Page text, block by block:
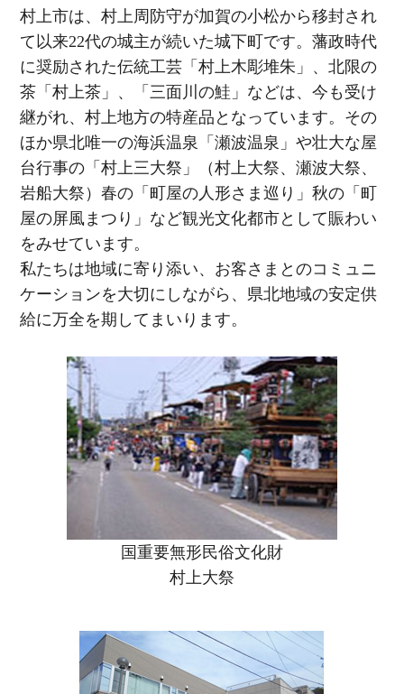
村上市は、村上周防守が加賀の小松から移封され
て以来22代の城主が続いた城下町です。藩政時代
に奨励された伝統工芸「村上木彫堆朱」、北限の
茶「村上茶」、「三面川の鮭」などは、今も受け
継がれ、村上地方の特産品となっています。その
ほか県北唯一の海浜温泉「瀬波温泉」や壮大な屋
台行事の「村上三大祭」（村上大祭、瀬波大祭、
岩船大祭）春の「町屋の人形さま巡り」秋の「町
屋の屏風まつり」など観光文化都市として賑わい
をみせています。
私たちは地域に寄り添い、お客さまとのコミュニ
ケーションを大切にしながら、県北地域の安定供
給に万全を期してまいります。
国重要無形民俗文化財
村上大祭